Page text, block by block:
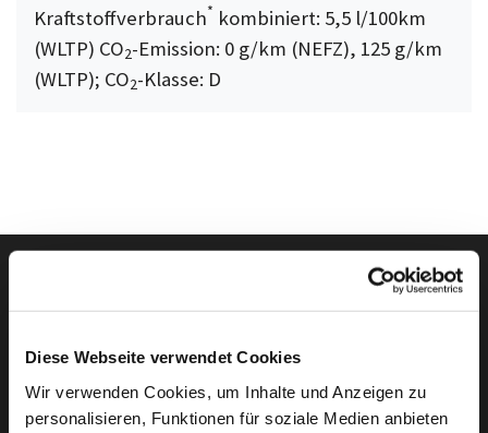
Diese Webseite verwendet Cookies
Wir verwenden Cookies, um Inhalte und Anzeigen zu
personalisieren, Funktionen für soziale Medien anbieten
Kraftstoffverbrauch* kombiniert: 5,5 l/100km
(WLTP) CO2-Emission: 0 g/km (NEFZ), 125 g/km
(WLTP); CO2-Klasse: D
Folgen Sie uns auf Autowelt Schmidt auf
Autowelt Schmidt
Autowelt